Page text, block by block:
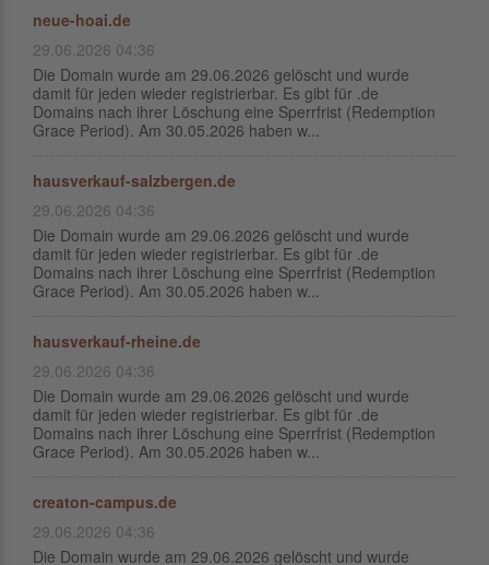
neue-hoai.de
29.06.2026 04:36
Die Domain wurde am 29.06.2026 gelöscht und wurde
damit für jeden wieder registrierbar. Es gibt für .de
Domains nach ihrer Löschung eine Sperrfrist (Redemption
Grace Period). Am 30.05.2026 haben w...
hausverkauf-salzbergen.de
29.06.2026 04:36
Die Domain wurde am 29.06.2026 gelöscht und wurde
damit für jeden wieder registrierbar. Es gibt für .de
Domains nach ihrer Löschung eine Sperrfrist (Redemption
Grace Period). Am 30.05.2026 haben w...
hausverkauf-rheine.de
29.06.2026 04:36
Die Domain wurde am 29.06.2026 gelöscht und wurde
damit für jeden wieder registrierbar. Es gibt für .de
Domains nach ihrer Löschung eine Sperrfrist (Redemption
Grace Period). Am 30.05.2026 haben w...
creaton-campus.de
29.06.2026 04:36
Die Domain wurde am 29.06.2026 gelöscht und wurde